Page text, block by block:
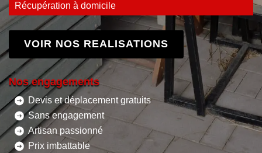
Récupération à domicile
VOIR NOS REALISATIONS
Nos engagements
Devis et déplacement gratuits
Sans engagement
Artisan passionné
Prix imbattable